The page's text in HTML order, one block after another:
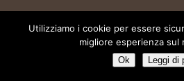
Utilizziamo i cookie per essere
migliore esperienza sul
Ok Leggi di